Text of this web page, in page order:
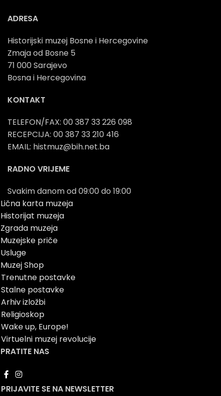
ADRESA
Historijski muzej Bosne i Hercegovine
Zmaja od Bosne 5
71 000 Sarajevo
Bosna i Hercegovina
KONTAKT
TELEFON/FAX: 00 387 33 226 098
RECEPCIJA: 00 387 33 210 416
EMAIL: histmuz@bih.net.ba
RADNO VRIJEME
Svakim danom od 09:00 do 19:00
Lična karta muzeja
Historijat muzeja
Zgrada muzeja
Muzejske priče
Usluge
Muzej Shop
Trenutne postavke
Stalne postavke
Arhiv izložbi
Religioskop
Wake up, Europe!
Virtuelni muzej revolucije
PRATITE NAS
PRIJAVITE SE NA NEWSLETTER